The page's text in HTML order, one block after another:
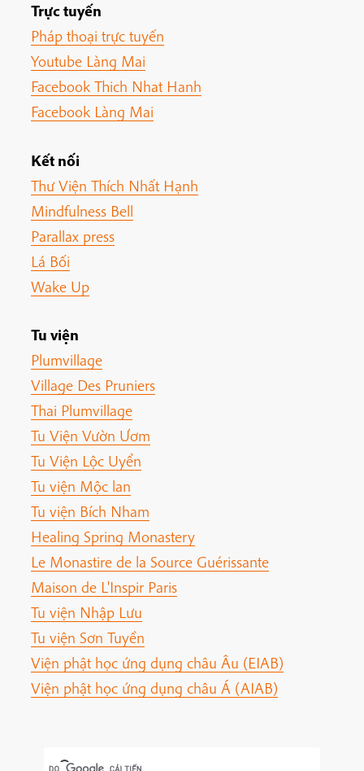
Trực tuyến
Pháp thoại trực tuyến
Youtube Làng Mai
Facebook Thich Nhat Hanh
Facebook Làng Mai
Kết nối
Thư Viện Thích Nhất Hạnh
Mindfulness Bell
Parallax press
Lá Bối
Wake Up
Tu viện
Plumvillage
Village Des Pruniers
Thai Plumvillage
Tu Viện Vườn Ươm
Tu Viện Lộc Uyển
Tu viện Mộc lan
Tu viện Bích Nham
Healing Spring Monastery
Le Monastire de la Source Guérissante
Maison de L'Inspir Paris
Tu viện Nhập Lưu
Tu viện Sơn Tuyền
Viện phật học ứng dụng châu Âu (EIAB)
Viện phật học ứng dụng châu Á (AIAB)